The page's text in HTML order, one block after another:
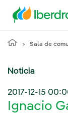
Sala de
Noticia
2017-12-15
Ignacio